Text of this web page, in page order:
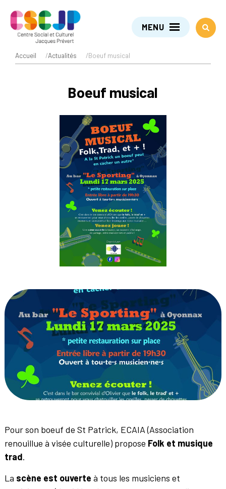
MENU
Accueil /Actualités /Boeuf musical
Boeuf musical
Pour son boeuf de St Patrick, ECAIA (Association
renouillue à visée culturelle) propose Folk et musique
trad.
La scène est ouverte à tous les musiciens et